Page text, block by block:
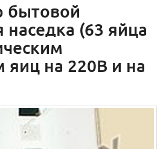
бытовой
наседка (63 яйца
яиц на 220В и на